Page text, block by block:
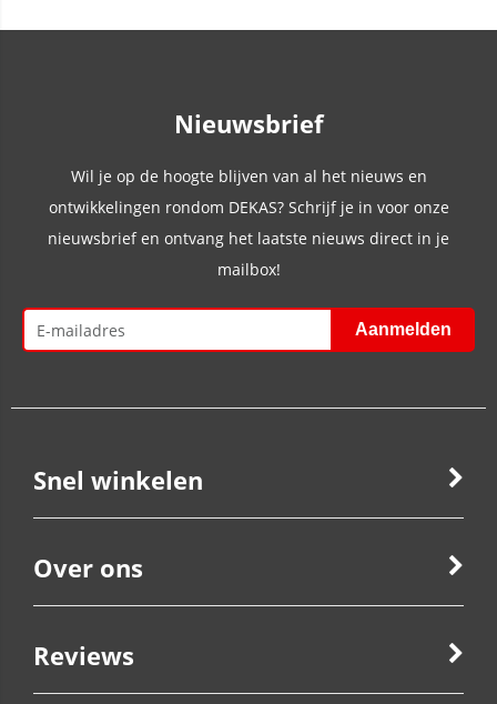
Nieuwsbrief
Wil je op de hoogte blijven van al het nieuws en
ontwikkelingen rondom DEKAS? Schrijf je in voor onze
nieuwsbrief en ontvang het laatste nieuws direct in je
mailbox!
Snel winkelen
Over ons
Reviews